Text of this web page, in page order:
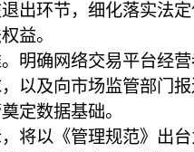
环节，细化落实法定
益。
确网络交易平台经营
以及向市场监管部门
定数据基础。
以《管理规范》出台